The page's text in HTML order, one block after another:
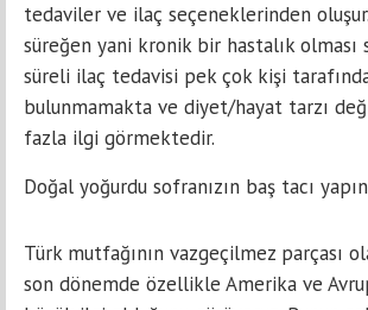
tedaviler ve ilaç seçeneklerinden
süreğen yani kronik bir hastalık olması
süreli ilaç tedavisi pek çok kişi
bulunmamakta ve diyet/hayat tarzı
fazla ilgi görmektedir.
Doğal yoğurdu sofranızın baş tacı yapın
Türk mutfağının vazgeçilmez parçası
son dönemde özellikle Amerika ve